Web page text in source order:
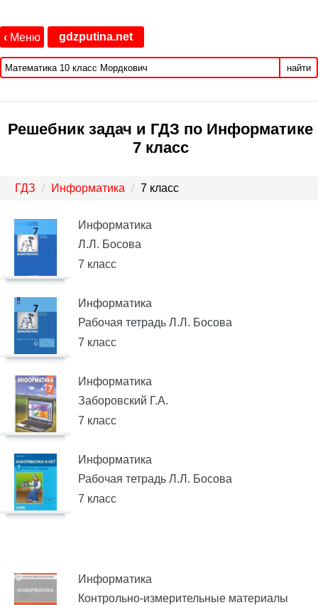
‹ Меню gdzputina.net
найти
Решебник задач и ГДЗ по Информатике
7 класс
ГДЗ Информатика 7 класс
Информатика
Л.Л. Босова
7 класс
Информатика
Рабочая тетрадь Л.Л. Босова
7 класс
Информатика
Заборовский Г.А.
7 класс
Информатика
Рабочая тетрадь Л.Л. Босова
7 класс
Информатика
Контрольно-измерительные материалы